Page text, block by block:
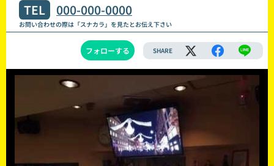
TEL 000-000-0000
お問い合わせの際は「スナカラ」を見たとお伝え下さい
フォローする SHARE